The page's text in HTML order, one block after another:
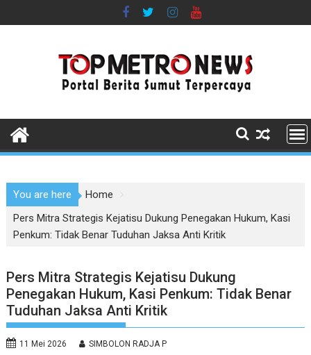
to
You are here
Home
Pers Mitra Strategis Kejatisu Dukung Penegakan Hukum, Kasi
Penkum: Tidak Benar Tuduhan Jaksa Anti Kritik
Pers Mitra Strategis Kejatisu Dukung
Penegakan Hukum, Kasi Penkum: Tidak Benar
Tuduhan Jaksa Anti Kritik
11 Mei 2026 SIMBOLON RADJA P